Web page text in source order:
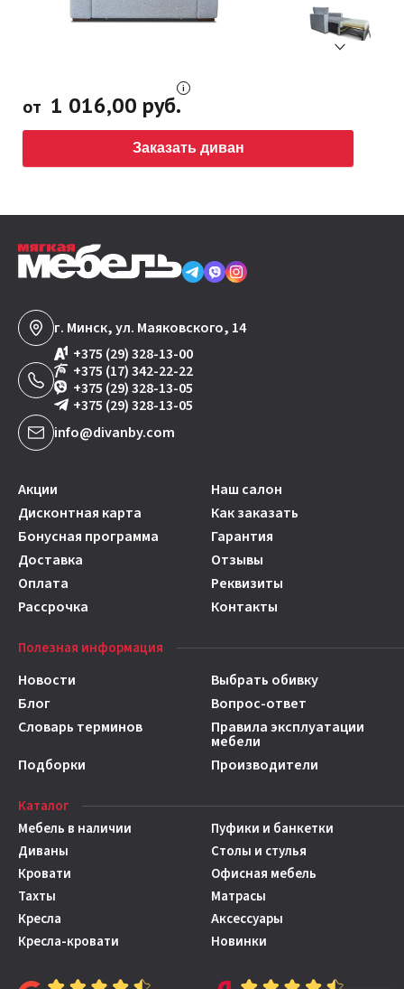
от 1 016,00 руб.
Заказать диван
г. Минск, ул. Маяковского, 14
+375 (29) 328-13-00
+375 (17) 342-22-22
+375 (29) 328-13-05
+375 (29) 328-13-05
info@divanby.com
Акции
Наш салон
Дисконтная карта
Как заказать
Бонусная программа
Гарантия
Доставка
Отзывы
Оплата
Реквизиты
Рассрочка
Контакты
Полезная информация
Новости
Выбрать обивку
Блог
Вопрос-ответ
Словарь терминов
Правила эксплуатации
мебели
Подборки
Производители
Каталог
Мебель в наличии
Диваны
Кровати
Тахты
Кресла
Кресла-кровати
Пуфики и банкетки
Столы и стулья
Офисная мебель
Матрасы
Аксессуары
Новинки